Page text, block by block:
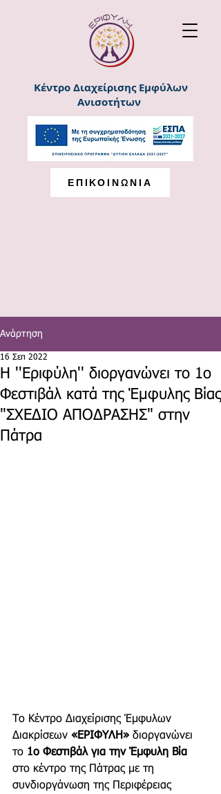
ΕΠΙΚΟΙΝΩΝΙΑ
Κέντρο Διαχείρισης Εμφύλων
Ανισοτήτων
Ανάρτηση
Η ''Εριφύλη'' διοργανώνει το 1ο
Φεστιβάλ κατά της Έμφυλης Βίας
"ΣΧΕΔΙΟ ΑΠΟΔΡΑΣΗΣ" στην
Πάτρα
16 Σεπ 2022
Το Κέντρο Διαχείρισης Έμφυλων
Διακρίσεων «ΕΡΙΦΥΛΗ» διοργανώνει
το 1ο Φεστιβάλ για την Έμφυλη Βία
στο κέντρο της Πάτρας με τη
συνδιοργάνωση της Περιφέρειας